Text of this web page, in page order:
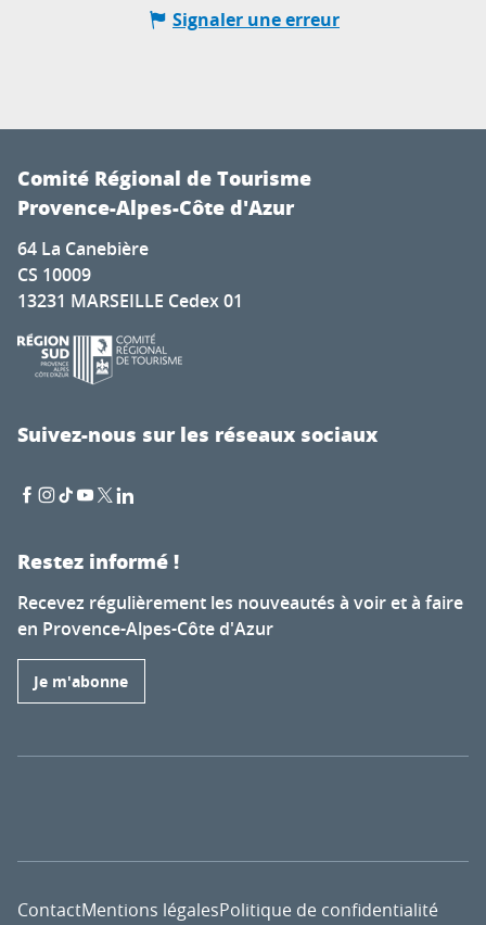
Signaler une erreur
Comité Régional de Tourisme
Provence-Alpes-Côte d'Azur
64 La Canebière
CS 10009
13231 MARSEILLE Cedex 01
Suivez-nous sur les réseaux sociaux
Restez informé !
Recevez régulièrement les nouveautés à voir et à faire
en Provence-Alpes-Côte d'Azur
Je m'abonne
ContactMentions légalesPolitique de confidentialité